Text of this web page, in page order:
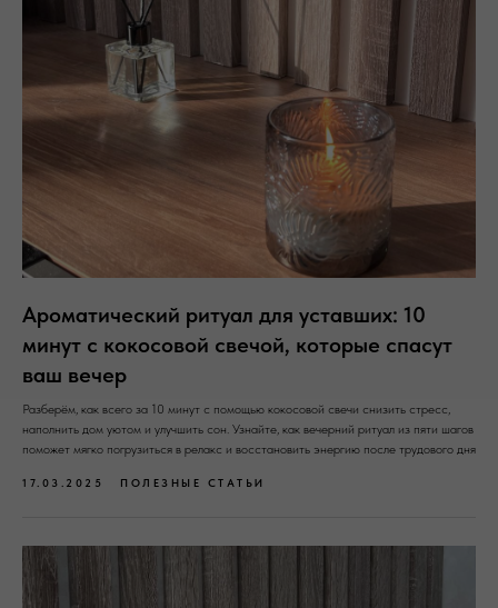
Ароматический ритуал для уставших: 10
минут с кокосовой свечой, которые спасут
ваш вечер
Разберём, как всего за 10 минут с помощью кокосовой свечи снизить стресс,
наполнить дом уютом и улучшить сон. Узнайте, как вечерний ритуал из пяти шагов
поможет мягко погрузиться в релакс и восстановить энергию после трудового дня
17.03.2025 ПОЛЕЗНЫЕ СТАТЬИ